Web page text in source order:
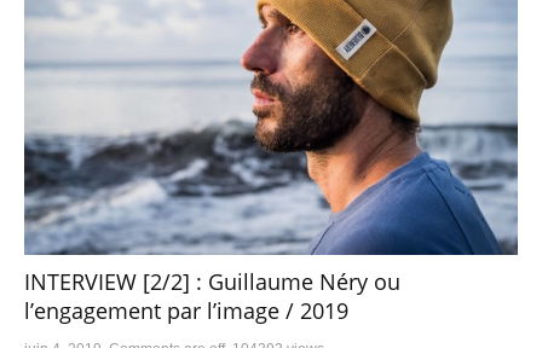
INTERVIEW [2/2] : Guillaume Néry ou
l’engagement par l’image / 2019